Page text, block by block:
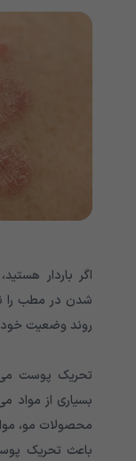
اگر باردار
شدن در مطب را
روند وضعیت خود
تحریک پوست
بسیاری از مواد
محصولات مو،
باعث تحریک